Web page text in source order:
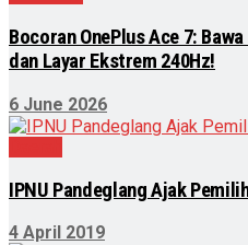
Bocoran OnePlus Ace 7:
dan Layar Ekstrem 240Hz!
6 June 2026
IPNU Pandeglang Ajak
4 April 2019